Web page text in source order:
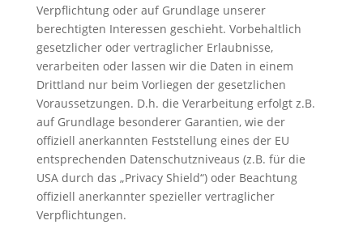
Verpflichtung oder auf Grundlage unserer
berechtigten Interessen geschieht. Vorbehaltlich
gesetzlicher oder vertraglicher Erlaubnisse,
verarbeiten oder lassen wir die Daten in einem
Drittland nur beim Vorliegen der gesetzlichen
Voraussetzungen. D.h. die Verarbeitung erfolgt z.B.
auf Grundlage besonderer Garantien, wie der
offiziell anerkannten Feststellung eines der EU
entsprechenden Datenschutzniveaus (z.B. für die
USA durch das „Privacy Shield“) oder Beachtung
offiziell anerkannter spezieller vertraglicher
Verpflichtungen.